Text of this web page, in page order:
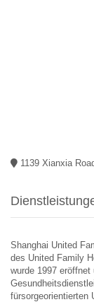
1139 Xianxia
Shanghai United
des United Family
wurde 1997
fürsorgeorientierten